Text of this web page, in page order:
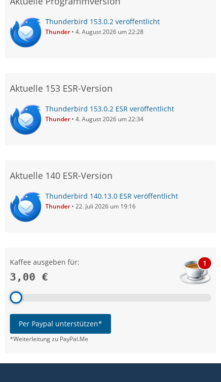
Thunderbird 153.0.2 veröffentlicht
Thunder 4. August 2026 um 22:28
Aktuelle 153 ESR-Version
Thunderbird 153.0.2 ESR veröffentlicht
Thunder 4. August 2026 um 22:34
Aktuelle 140 ESR-Version
Thunderbird 140.13.0 ESR veröffentlicht
Thunder 22. Juli 2026 um 19:16
Kaffee ausgeben für:
3,00 €
1
Per Paypal unterstützen*
*Weiterleitung zu PayPal.Me